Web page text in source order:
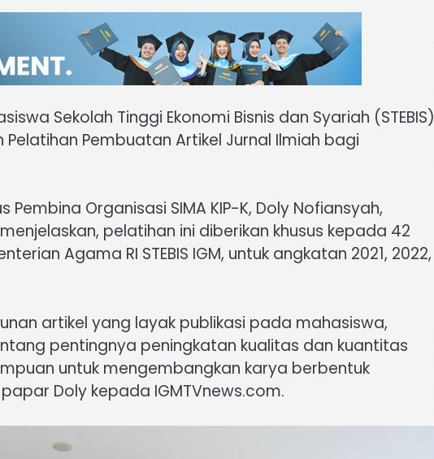
Sekolah Tinggi Ekonomi Bisnis dan Syariah (STEBIS)
Pembuatan Artikel Jurnal Ilmiah bagi
Pembina Organisasi SIMA KIP-K, Doly Nofiansyah,
menjelaskan, pelatihan ini diberikan khusus kepada 42
Agama RI STEBIS IGM, untuk angkatan 2021, 2022,
artikel yang layak publikasi pada mahasiswa,
pentingnya peningkatan kualitas dan kuantitas
untuk mengembangkan karya berbentuk
Doly kepada IGMTVnews.com.